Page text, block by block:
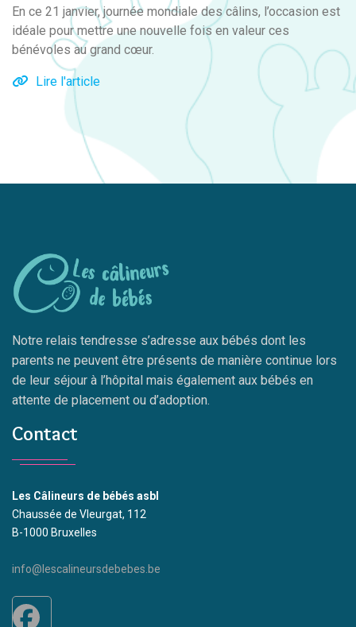
En ce 21 janvier, journée mondiale des câlins, l’occasion est
idéale pour mettre une nouvelle fois en valeur ces
bénévoles au grand cœur.
Lire l'article
Notre relais tendresse s’adresse aux bébés dont les
parents ne peuvent être présents de manière continue lors
de leur séjour à l’hôpital mais également aux bébés en
attente de placement ou d’adoption.
Contact
Les Câlineurs de bébés asbl
Chaussée de Vleurgat, 112
B-1000 Bruxelles
info@lescalineursdebebes.be